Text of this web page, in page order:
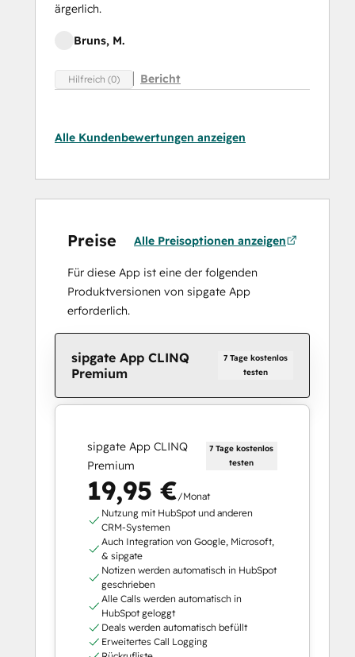
ärgerlich.
Bruns, M.
Hilfreich (0) Bericht
Alle Kundenbewertungen anzeigen
Preise Alle Preisoptionen anzeigen
Für diese App ist eine der folgenden
Produktversionen von sipgate App
erforderlich.
sipgate App CLINQ
Premium
7 Tage kostenlos
testen
sipgate App CLINQ
Premium
7 Tage kostenlos
testen
19,95 €/Monat
Nutzung mit HubSpot und anderen
CRM-Systemen
Auch Integration von Google, Microsoft,
& sipgate
Notizen werden automatisch in HubSpot
geschrieben
Alle Calls werden automatisch in
HubSpot geloggt
Deals werden automatisch befüllt
Erweitertes Call Logging